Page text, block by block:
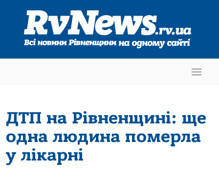
ДТП на Рівненщині: ще
одна людина померла
у лікарні